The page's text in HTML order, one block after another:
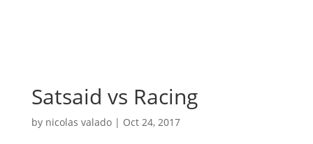
Satsaid vs Racing
by nicolas valado| Oct 24, 2017